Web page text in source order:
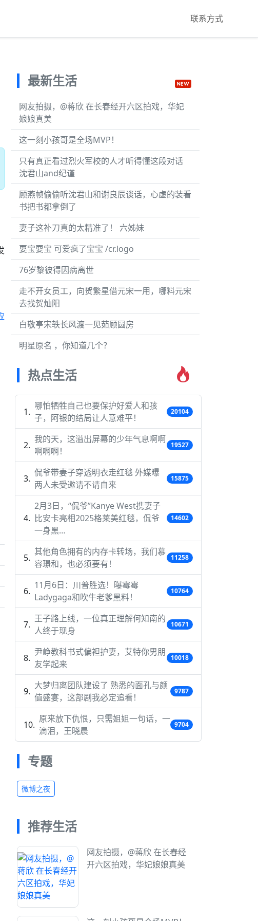
联系方式
最新生活
网友拍摄，@蒋欣 在长春经开六区拍戏，华妃
娘娘真美
这一刻小孩哥是全场MVP！
只有真正看过烈火军校的人才听得懂这段对话
沈君山and纪谨
顾燕帧偷偷听沈君山和谢良辰谈话，心虚的装看
书把书都拿倒了
妻子这补刀真的太精准了！ 六姊妹
耍宝耍宝 可爱疯了宝宝 /cr.logo
76岁黎彼得因病离世
走不开女员工，向贺繁星借元宋一用，哪料元宋
去找贺灿阳
白敬亭宋轶长风渡一见茹顾圆房
明星原名 ，你知道几个？
热点生活
哪怕牺牲自己也要保护好爱人和孩
子，阿银的结局让人意难平！
20104
我的天，这溢出屏幕的少年气息啊啊
啊啊啊！
19527
侃爷带妻子穿透明衣走红毯 外媒曝
两人未受邀请不请自来
15875
2月3日，“侃爷”Kanye West携妻子
比安卡亮相2025格莱美红毯，侃爷
一身黑…
14602
其他角色拥有的内存卡转场，我们慕
容璟和，也必须要有！
11258
11月6日：川普胜选！曝霉霉
Ladygaga和吹牛老爹黑料！
10764
王子路上线，一位真正理解何知南的
人终于现身
10671
尹峥教科书式偏袒护妻，艾特你男朋
友学起来
10018
大梦归离团队建设了 熟悉的面孔与颜
值盛宴，这部剧我必定追看！
9787
原来放下仇恨，只需姐姐一句话，一
滴泪，王晓晨
9704
专题
微博之夜
推荐生活
网友拍摄，@蒋欣 在长春经
开六区拍戏，华妃娘娘真美